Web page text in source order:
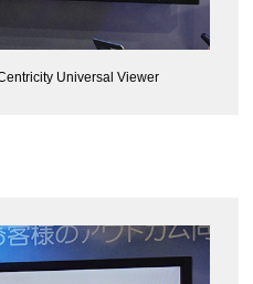
Universal Viewer